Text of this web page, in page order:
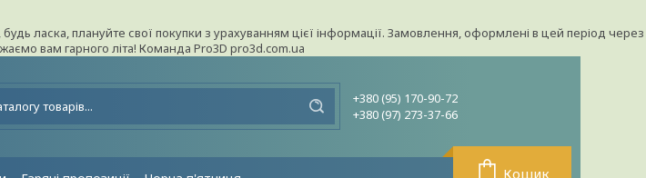
ласка, плануйте свої покупки з урахуванням цієї інформації. Замовлення, оформлені в цей період через
вам гарного літа! Команда Pro3D pro3d.com.ua
+380 (95) 170-90-72
+380 (97) 273-37-66
Кошик